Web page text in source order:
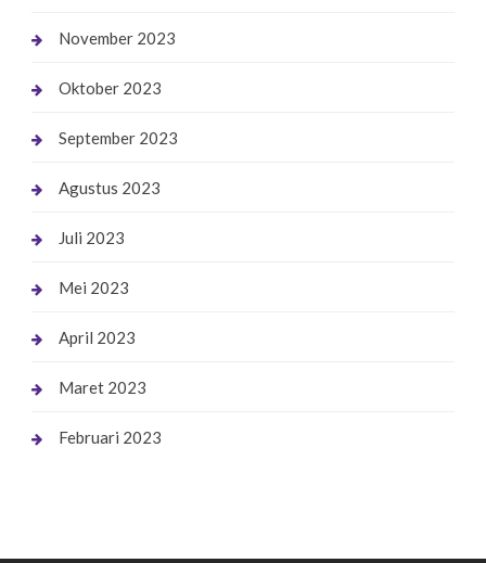
November 2023
Oktober 2023
September 2023
Agustus 2023
Juli 2023
Mei 2023
April 2023
Maret 2023
Februari 2023